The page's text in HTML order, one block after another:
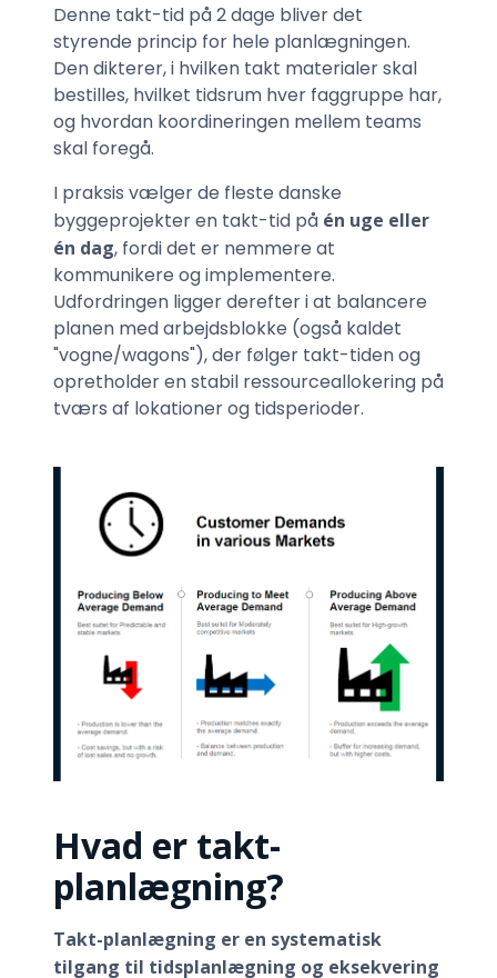
Denne takt-tid på 2 dage bliver det
styrende princip for hele planlægningen.
Den dikterer, i hvilken takt materialer skal
bestilles, hvilket tidsrum hver faggruppe har,
og hvordan koordineringen mellem teams
skal foregå.
I praksis vælger de fleste danske
byggeprojekter en takt-tid på én uge eller
én dag, fordi det er nemmere at
kommunikere og implementere.
Udfordringen ligger derefter i at balancere
planen med arbejdsblokke (også kaldet
"vogne/wagons"), der følger takt-tiden og
opretholder en stabil ressourceallokering på
tværs af lokationer og tidsperioder.
Hvad er takt-
planlægning?
Takt-planlægning er en systematisk
tilgang til tidsplanlægning og eksekvering